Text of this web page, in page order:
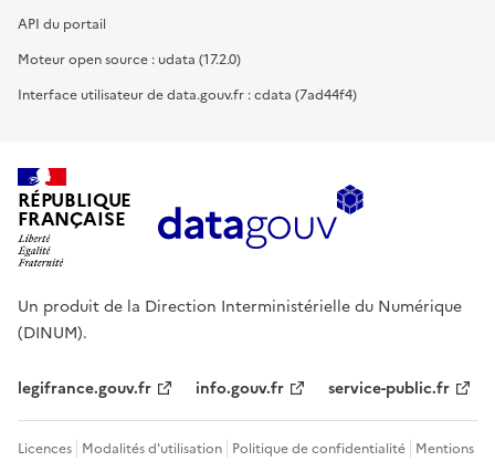
API du portail
Moteur open source : udata (17.2.0)
Interface utilisateur de data.gouv.fr : cdata (7ad44f4)
RÉPUBLIQUE
FRANÇAISE
Un produit de la Direction Interministérielle du Numérique
(DINUM).
legifrance.gouv.fr info.gouv.fr service-public.fr
Licences Modalités d'utilisation Politique de confidentialité Mentions